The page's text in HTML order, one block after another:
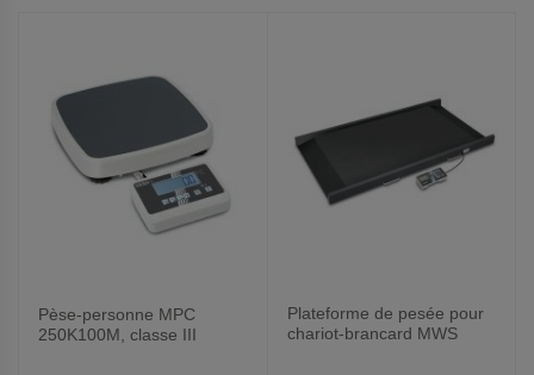
Pèse-personne MPC
250K100M, classe III
Plateforme de pesée pour
chariot-brancard MWS